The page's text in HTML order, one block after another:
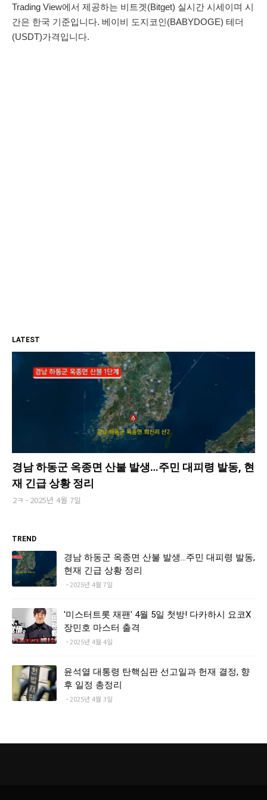
Trading View에서 제공하는 비트겟(Bitget) 실시간 시세이며 시
간은 한국 기준입니다. 베이비 도지코인(BABYDOGE) 테더
(USDT)가격입니다.
LATEST
경남 하동군 옥종면 산불 발생…주민 대피령 발동, 현
재 긴급 상황 정리
2ㅋ 2025년 4월 7일
TREND
경남 하동군 옥종면 산불 발생…주민 대피령 발동,
현재 긴급 상황 정리
2025년 4월 7일
'미스터트롯 재팬' 4월 5일 첫방! 다카하시 요코X
장민호 마스터 출격
2025년 4월 4일
윤석열 대통령 탄핵심판 선고일과 헌재 결정, 향
후 일정 총정리
2025년 4월 3일